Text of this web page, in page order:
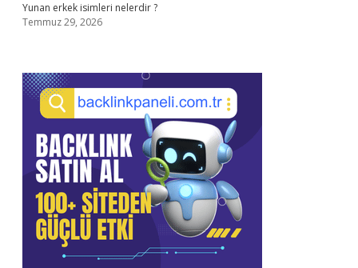
Yunan erkek isimleri nelerdir ?
Temmuz 29, 2026